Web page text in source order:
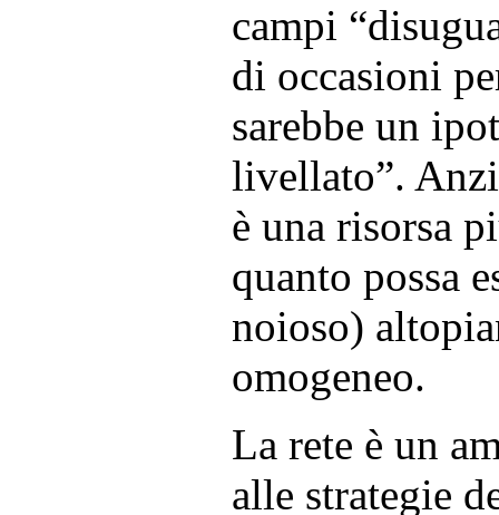
campi
di occasioni
sarebbe un
livellato”.
è una risorsa
quanto possa
noioso)
omogeneo.
La rete è un
alle strategie